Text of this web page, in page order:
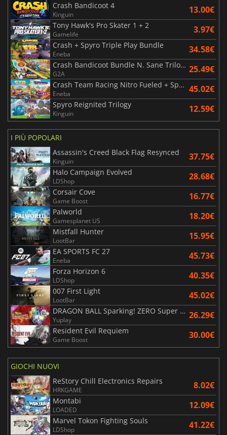
Crash Bandicoot 4
Kinguin 13.00€
Tony Hawk's Pro Skater 1 + 2
Gamelife 3.97€
Crash + Spyro Triple Play Bundle
Eneba 34.58€
Crash Bandicoot Bundle N. Sane Trilogy + CTR Nitro Fueled
G2A 25.49€
Crash Team Racing Nitro Fueled + Spyro Game Bundle
Eneba 45.02€
Spyro Reignited Trilogy
Kinguin 12.59€
I PIÙ POPOLARI
Assassin's Creed Black Flag Resynced
Kinguin 37.75€
Halo Campaign Evolved
LDShop 28.68€
Corsair Cove
Game Boost 16.77€
Palworld
Gamesplanet US 18.20€
Mistfall Hunter
LootBar 15.95€
EA SPORTS FC 27
Eneba 45.73€
Forza Horizon 6
LDShop 40.35€
007 First Light
LootBar 45.02€
DRAGON BALL Sparking! ZERO Super Limit Breaking NEO
Yuplay 26.29€
Resident Evil Requiem
Game Boost 30.00€
GIOCHI NUOVI
ReStory Chill Electronics Repairs
HRKGAME 8.02€
Montabi
LOADED 12.09€
Marvel Tokon Fighting Souls
LDShop 41.22€